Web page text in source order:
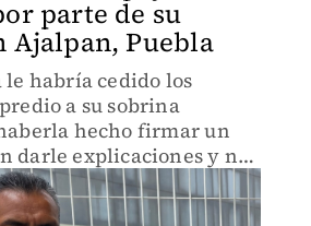
parte de su
Ajalpan, Puebla
habría cedido los
a su sobrina
hecho firmar un
darle explicaciones y no
ni escribir.